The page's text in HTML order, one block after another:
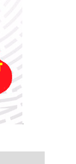
.